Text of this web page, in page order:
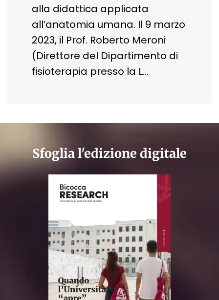
alla didattica applicata
all’anatomia umana. Il 9 marzo
2023, il Prof. Roberto Meroni
(Direttore del Dipartimento di
fisioterapia presso la L…
Sfoglia l'edizione digitale